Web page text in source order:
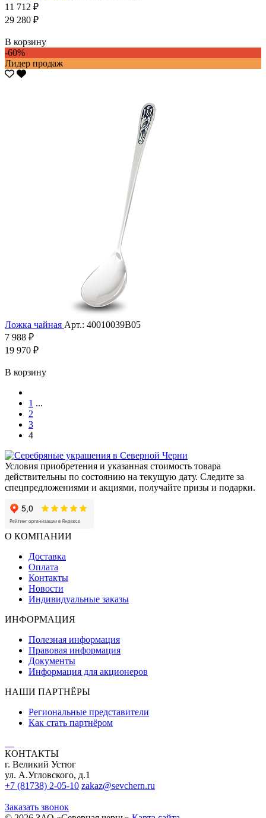
11 712 ₽
29 280 ₽
В корзину
-60%
Лидер продаж
Ложка чайная Арт.: 40010039В05
7 988 ₽
19 970 ₽
В корзину
1 ...
2
3
4
Условия приобретения и указанная стоимость товара
действительны по состоянию на текущую дату. Следите за
спецпредложениями и акциями, получайте призы и подарки.
О КОМПАНИИ
Доставка
Оплата
Контакты
Новости
Индивидуальные заказы
ИНФОРМАЦИЯ
Полезная информация
Правовая информация
Документы
Информация для акционеров
НАШИ ПАРТНЁРЫ
Региональные представители
Как стать партнёром
КОНТАКТЫ
г. Великий Устюг
ул. А.Угловского, д.1
+7 (81738) 2-05-10 zakaz@sevchern.ru
Заказать звонок